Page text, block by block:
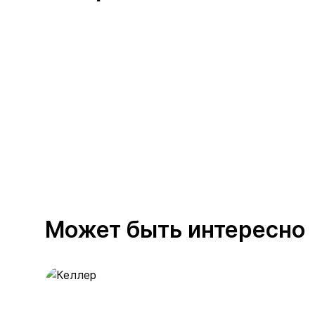
Может быть интересно